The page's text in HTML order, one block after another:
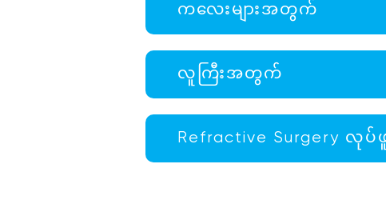
ကလေးများအတွက်
လူကြီးအတွက်
Refractive Surgery